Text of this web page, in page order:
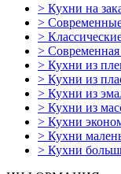
> Кухни на
>
>
> Современная
> Кухни из
> Кухни из
> Кухни из
> Кухни из
> Кухни
> Кухни
> Кухни